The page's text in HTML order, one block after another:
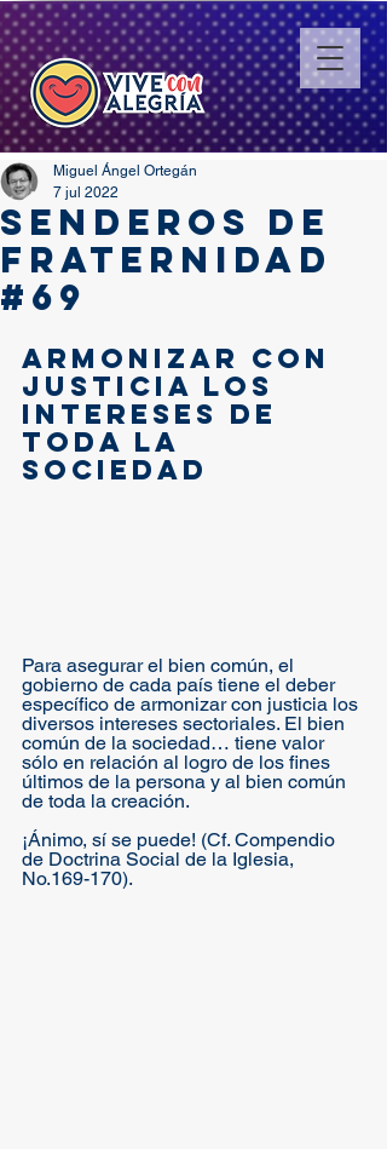
SENDEROS DE
FRATERNIDAD
#69
Miguel Ángel Ortegán
7 jul 2022
ARMONIZAR CON
JUSTICIA LOS
INTERESES DE
TODA LA
SOCIEDAD
Para asegurar el bien común, el
gobierno de cada país tiene el deber
específico de armonizar con justicia los
diversos intereses sectoriales. El bien
común de la sociedad… tiene valor
sólo en relación al logro de los fines
últimos de la persona y al bien común
de toda la creación.
¡Ánimo, sí se puede! (Cf. Compendio
de Doctrina Social de la Iglesia,
No.169-170).